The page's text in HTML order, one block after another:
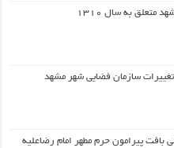
متعلق به سال ۱۳۱۰
سازمان فضایی شهر مشهد
بافت پيرامون حرم مطهر امام رضاعليه